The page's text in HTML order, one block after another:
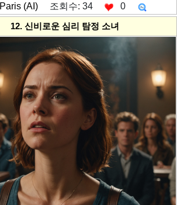
Paris (AI) 조회수: 34 0
12. 신비로운 심리 탐정 소녀